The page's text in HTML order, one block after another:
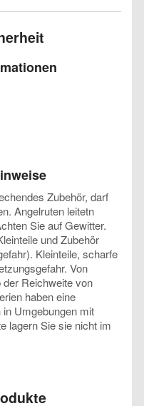
Zubehör, darf
Angelruten leitetn
Sie auf Gewitter.
und Zubehör
Kleinteile, scharfe
Von
der Reichweite von
haben eine
Umgebungen mit
lagern Sie sie nicht im